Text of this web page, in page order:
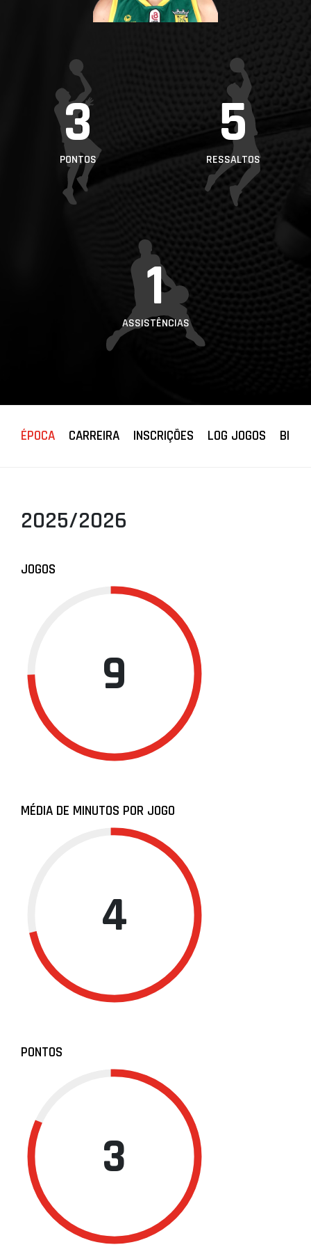
MASCULINA
LIGA BETCLIC
FEMININA3
PONTOS
5
RESSALTOS
1
ASSISTÊNCIAS
ÉPOCA CARREIRA INSCRIÇÕES LOG JOGOS
2025/2026
JOGOS
9
MÉDIA DE MINUTOS POR JOGO
4
PONTOS
3